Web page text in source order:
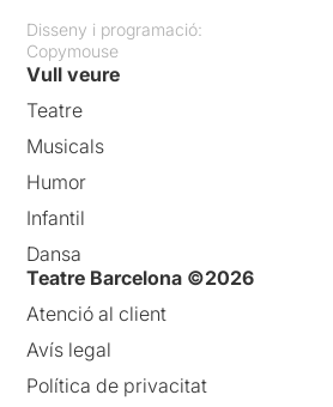
Disseny i programació:
Copymouse
Vull veure
Teatre
Musicals
Humor
Infantil
Dansa
Teatre Barcelona ©2026
Atenció al client
Avís legal
Política de privacitat